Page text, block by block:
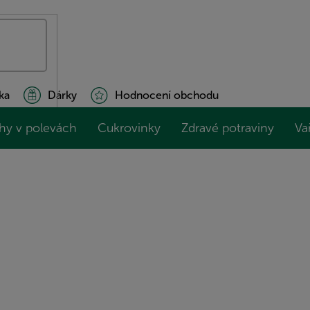
Dárky Hodnocení obchodu
v polevách Cukrovinky Zdravé potraviny